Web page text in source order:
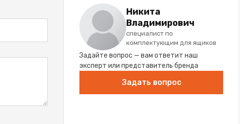
Никита
Владимирович
специалист по
комплектующим для ящиков
Задайте вопрос — вам ответит наш
эксперт или представитель бренда
Задать вопрос